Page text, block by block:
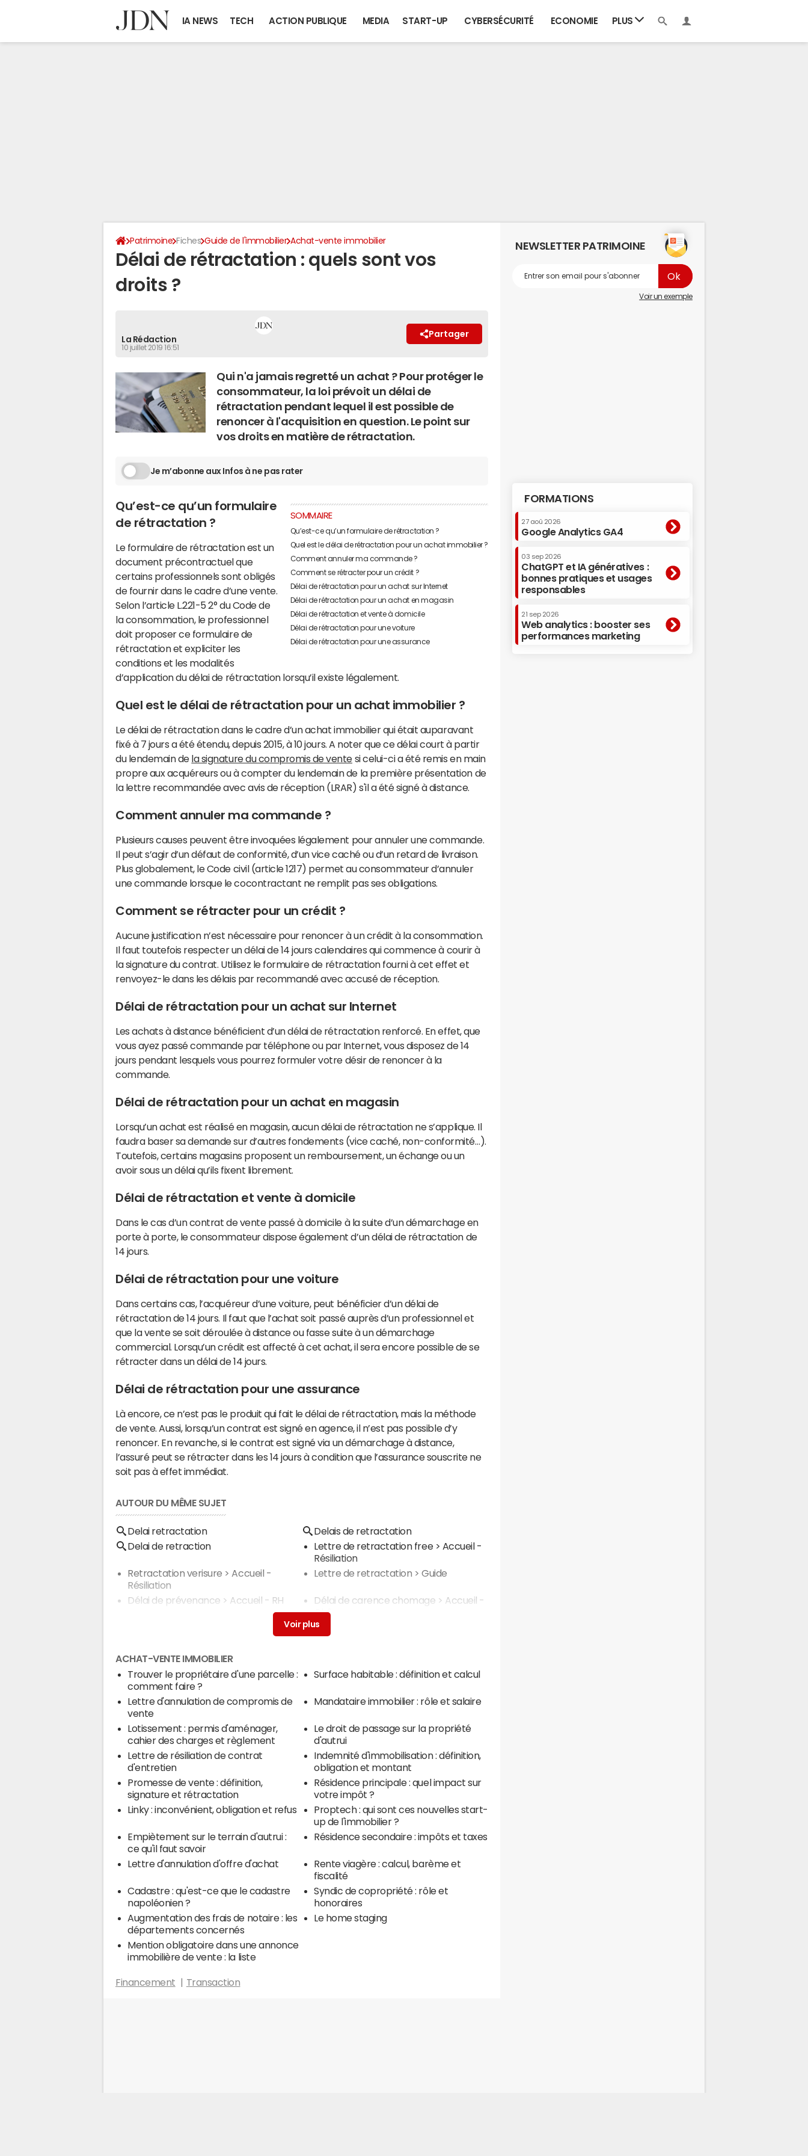
IA NEWS TECH ACTION PUBLIQUE MEDIA START-UP CYBERSÉCURITÉ ECONOMIE PLUS
Patrimoine Fiches Guide de l'immobilier Achat-vente immobilier
Délai de rétractation : quels sont vos
droits ?
La Rédaction
10 juillet 2019 16:51
Partager
Qui n'a jamais regretté un achat ? Pour protéger le
consommateur, la loi prévoit un délai de
rétractation pendant lequel il est possible de
renoncer à l'acquisition en question. Le point sur
vos droits en matière de rétractation.
Je m’abonne aux Infos à ne pas rater
SOMMAIRE
Qu’est-ce qu’un formulaire de rétractation ?
Quel est le délai de rétractation pour un achat immobilier ?
Comment annuler ma commande ?
Comment se rétracter pour un crédit ?
Délai de rétractation pour un achat sur Internet
Délai de rétractation pour un achat en magasin
Délai de rétractation et vente à domicile
Délai de rétractation pour une voiture
Délai de rétractation pour une assurance
Qu’est-ce qu’un formulaire
de rétractation ?
Le formulaire de rétractation est un
document précontractuel que
certains professionnels sont obligés
de fournir dans le cadre d’une vente.
Selon l’article L.221-5 2° du Code de
la consommation, le professionnel
doit proposer ce formulaire de
rétractation et expliciter les
conditions et les modalités
d’application du délai de rétractation lorsqu’il existe légalement.
Quel est le délai de rétractation pour un achat immobilier ?
Le délai de rétractation dans le cadre d’un achat immobilier qui était auparavant
fixé à 7 jours a été étendu, depuis 2015, à 10 jours. A noter que ce délai court à partir
du lendemain de la signature du compromis de vente si celui-ci a été remis en main
propre aux acquéreurs ou à compter du lendemain de la première présentation de
la lettre recommandée avec avis de réception (LRAR) s'il a été signé à distance.
Comment annuler ma commande ?
Plusieurs causes peuvent être invoquées légalement pour annuler une commande.
Il peut s’agir d’un défaut de conformité, d’un vice caché ou d’un retard de livraison.
Plus globalement, le Code civil (article 1217) permet au consommateur d’annuler
une commande lorsque le cocontractant ne remplit pas ses obligations.
Comment se rétracter pour un crédit ?
Aucune justification n’est nécessaire pour renoncer à un crédit à la consommation.
Il faut toutefois respecter un délai de 14 jours calendaires qui commence à courir à
la signature du contrat. Utilisez le formulaire de rétractation fourni à cet effet et
renvoyez-le dans les délais par recommandé avec accusé de réception.
Délai de rétractation pour un achat sur Internet
Les achats à distance bénéficient d’un délai de rétractation renforcé. En effet, que
vous ayez passé commande par téléphone ou par Internet, vous disposez de 14
jours pendant lesquels vous pourrez formuler votre désir de renoncer à la
commande.
Délai de rétractation pour un achat en magasin
Lorsqu’un achat est réalisé en magasin, aucun délai de rétractation ne s’applique. Il
faudra baser sa demande sur d’autres fondements (vice caché, non-conformité…).
Toutefois, certains magasins proposent un remboursement, un échange ou un
avoir sous un délai qu’ils fixent librement.
Délai de rétractation et vente à domicile
Dans le cas d’un contrat de vente passé à domicile à la suite d’un démarchage en
porte à porte, le consommateur dispose également d’un délai de rétractation de
14 jours.
Délai de rétractation pour une voiture
Dans certains cas, l’acquéreur d’une voiture, peut bénéficier d’un délai de
rétractation de 14 jours. Il faut que l’achat soit passé auprès d’un professionnel et
que la vente se soit déroulée à distance ou fasse suite à un démarchage
commercial. Lorsqu’un crédit est affecté à cet achat, il sera encore possible de se
rétracter dans un délai de 14 jours.
Délai de rétractation pour une assurance
Là encore, ce n’est pas le produit qui fait le délai de rétractation, mais la méthode
de vente. Aussi, lorsqu’un contrat est signé en agence, il n’est pas possible d’y
renoncer. En revanche, si le contrat est signé via un démarchage à distance,
l’assuré peut se rétracter dans les 14 jours à condition que l’assurance souscrite ne
soit pas à effet immédiat.
AUTOUR DU MÊME SUJET
Delai retractation
Delais de retractation
Delai de retraction
Lettre de retractation free> Accueil -
Résiliation
Retractation verisure > Accueil -
Résiliation
Lettre de retractation > Guide
Délai de prévenance > Accueil - RH Délai de carence chomage > Accueil -
Chômage
ACHAT-VENTE IMMOBILIER
Trouver le propriétaire d'une parcelle :
comment faire ?
Surface habitable : définition et calcul
Lettre d'annulation de compromis de
vente
Mandataire immobilier : rôle et salaire
Lotissement : permis d'aménager,
cahier des charges et règlement
Le droit de passage sur la propriété
d'autrui
Lettre de résiliation de contrat
d'entretien
Indemnité d'immobilisation : définition,
obligation et montant
Promesse de vente : définition,
signature et rétractation
Résidence principale : quel impact sur
votre impôt ?
Linky : inconvénient, obligation et refus
Proptech : qui sont ces nouvelles start-
up de l'immobilier ?
Empiètement sur le terrain d'autrui :
ce qu'il faut savoir
Résidence secondaire : impôts et taxes
Lettre d'annulation d'offre d'achat
Rente viagère : calcul, barème et
fiscalité
Cadastre : qu'est-ce que le cadastre
napoléonien ?
Syndic de copropriété : rôle et
honoraires
Augmentation des frais de notaire : les
départements concernés
Le home staging
Mention obligatoire dans une annonce
immobilière de vente : la liste
Financement Transaction
NEWSLETTER PATRIMOINE
Voir un exemple
FORMATIONS
27 aoû 2026
Google Analytics GA4
03 sep 2026
ChatGPT et IA génératives :
bonnes pratiques et usages
responsables
21 sep 2026
Web analytics : booster ses
performances marketing